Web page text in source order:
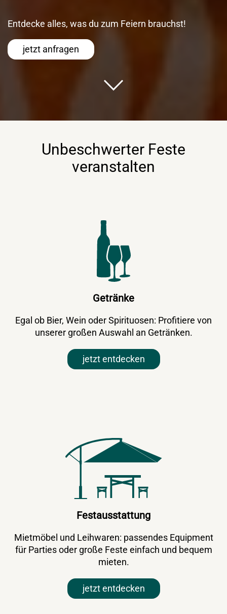
Entdecke alles, was du zum Feiern brauchst!
jetzt anfragen
Unbeschwerter Feste
veranstalten
Getränke
Egal ob Bier, Wein oder Spirituosen: Profitiere von
unserer großen Auswahl an Getränken.
jetzt entdecken
Festausstattung
Mietmöbel und Leihwaren: passendes Equipment
für Parties oder große Feste einfach und bequem
mieten.
jetzt entdecken